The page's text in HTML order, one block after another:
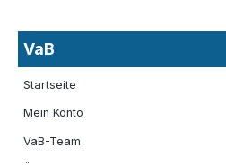
VaB
Startseite
Mein Konto
VaB-Team